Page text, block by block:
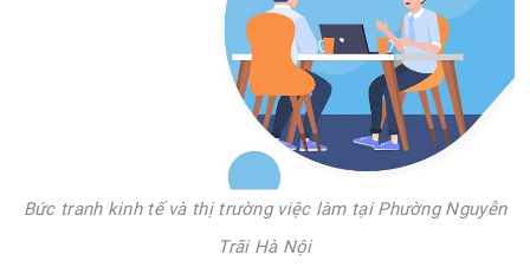
Bức tranh kinh tế và thị trường việc làm tại Phường Nguyễn
Trãi Hà Nội